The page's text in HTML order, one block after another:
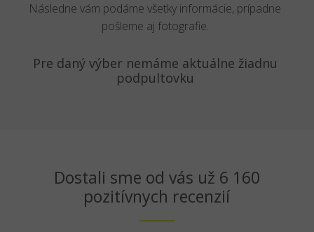
Následne vám podáme všetky informácie, prípadne
pošleme aj fotografie.
Pre daný výber nemáme aktuálne žiadnu
podpultovku
Dostali sme od vás už 6 160
pozitívnych recenzií